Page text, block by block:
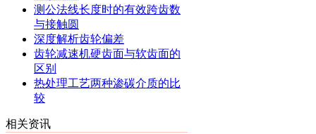
测公法线长度时的有效跨齿数
与接触圆
深度解析齿轮偏差
齿轮减速机硬齿面与软齿面的
区别
热处理工艺两种渗碳介质的比
较
相关资讯